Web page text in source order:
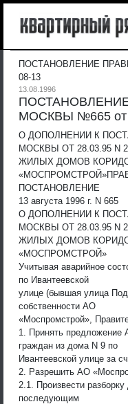
ПОСТАНОВЛЕНИЕ
08-13
13.08.1996
МОСКВЫ №665 от
О ДОПОЛНЕНИИ К
МОСКВЫ ОТ 28.03.95 N
ЖИЛЫХ ДОМОВ
«МОСПРОМСТРОЙ»
ПОСТАНОВЛЕНИЕ
13 августа 1996 г. N 665
О ДОПОЛНЕНИИ К
МОСКВЫ ОТ 28.03.95 N
ЖИЛЫХ ДОМОВ
«МОСПРОМСТРОЙ»
Учитывая аварийное
по Ивантеевской
улице (бывшая улица
собственности АО
«Моспромстрой»,
1. Принять предложение
граждан из дома N 9 по
Ивантеевской улице за
2. Разрешить АО
2.1. Произвести
последующим